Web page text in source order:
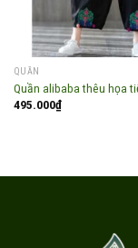
QUẦN
Quần alibaba thêu họa
495.000₫